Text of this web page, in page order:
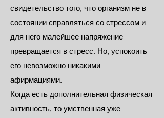
свидетельство того, что организм не в
состоянии справляться со стрессом и
для него малейшее напряжение
превращается в стресс. Но, успокоить
его невозможно никакими
афирмациями.
Когда есть дополнительная физическая
активность, то умственная уже